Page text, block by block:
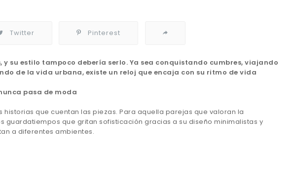
Twitter Pinterest
y su estilo tampoco debería serlo. Ya sea conquistando cumbres, viajando
de la vida urbana, existe un reloj que encaja con su ritmo de vida
pasa de moda
historias que cuentan las piezas. Para aquella parejas que valoran la
guardatiempos que gritan sofisticación gracias a su diseño minimalistas y
a diferentes ambientes.